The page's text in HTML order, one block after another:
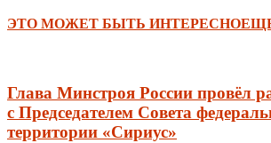
ЭТО МОЖЕТ БЫТЬ ИНТЕРЕСНО
Глава Минстроя России провёл
c Председателем Совета
территории «Сириус»